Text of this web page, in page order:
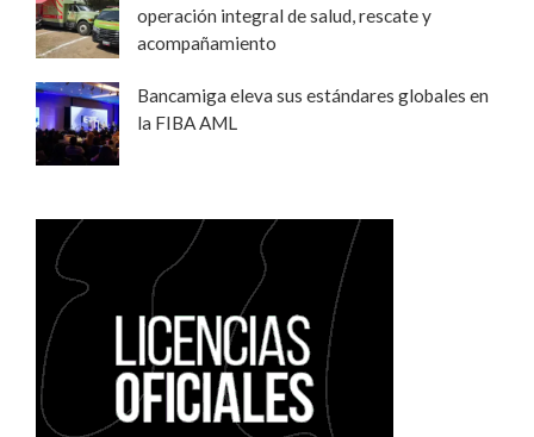
operación integral de salud, rescate y
acompañamiento
Bancamiga eleva sus estándares globales en
la FIBA AML